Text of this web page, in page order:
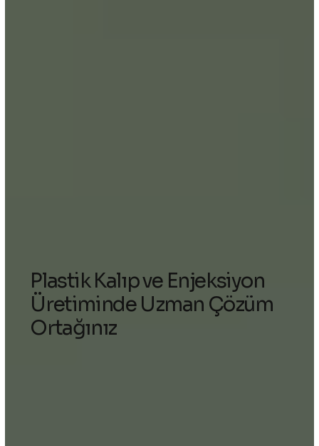
Plastik Kalıp ve Enjeksiyon
Üretiminde Uzman Çözüm
Ortağınız